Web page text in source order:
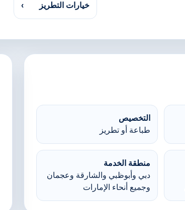
خيارات التطريز ›
التخصيص
طباعة أو تطريز
منطقة الخدمة
دبي وأبوظبي والشارقة وعجمان
وجميع أنحاء الإمارات